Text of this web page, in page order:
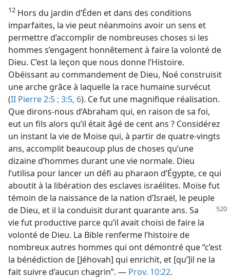
12 Hors du jardin d’Éden et dans des conditions
imparfaites, la vie peut néanmoins avoir un sens et
permettre d’accomplir de nombreuses choses si les
hommes s’engagent honnêtement à faire la volonté de
Dieu. C’est la leçon que nous donne l’Histoire.
Obéissant au commandement de Dieu, Noé construisit
une arche grâce à laquelle la race humaine survécut
(II Pierre 2:5 ; 3:5, 6). Ce fut une magnifique réalisation.
Que dirons-​nous d’Abraham qui, en raison de sa foi,
eut un fils alors qu’il était âgé de cent ans ? Considérez
un instant la vie de Moïse qui, à partir de quatre-vingts
ans, accomplit beaucoup plus de choses qu’une
dizaine d’hommes durant une vie normale. Dieu
l’utilisa pour lancer un défi au pharaon d’Égypte, ce qui
aboutit à la libération des esclaves israélites. Moïse fut
témoin de la naissance de la nation d’Israël, le peuple
de Dieu, et il la conduisit durantquarante ans. Sa
vie fut productive parce qu’il avait choisi de faire la
volonté de Dieu. La Bible renferme l’histoire de
nombreux autres hommes qui ont démontré que “c’est
la bénédiction de [Jéhovah] qui enrichit, et [qu’]il ne la
fait suivre d’aucun chagrin”. — Prov. 10:22.